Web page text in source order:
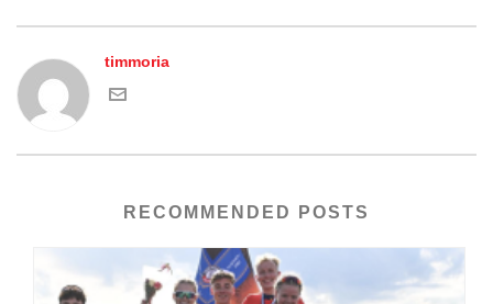
timmoria
RECOMMENDED POSTS